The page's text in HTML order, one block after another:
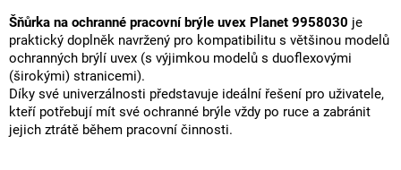
Šňůrka na ochranné pracovní brýle uvex Planet 9958030 je
praktický doplněk navržený pro kompatibilitu s většinou modelů
ochranných brýlí uvex (s výjimkou modelů s duoflexovými
(širokými) stranicemi).
Díky své univerzálnosti představuje ideální řešení pro uživatele,
kteří potřebují mít své ochranné brýle vždy po ruce a zabránit
jejich ztrátě během pracovní činnosti.